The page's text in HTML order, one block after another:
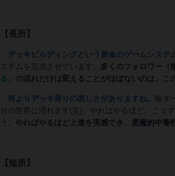
【長所】
デッキビルディングという黄金のゲームシステ
ステムを完成させています。
多くのフォロワー（
る」 の流れだけは変えることがほぼないのは、 こ
何よりデッキ弄りの楽しさがありますね。 毎タ
分の世界に浸れます(笑)。やればやるほど、こう
う。 やればやるほど上達を実感でき、 悪魔的中毒
【短所】